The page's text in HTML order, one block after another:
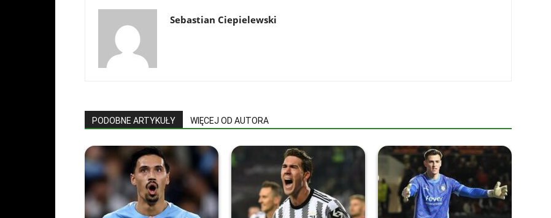
Sebastian Ciepielewski
PODOBNE ARTYKUŁY WIĘCEJ OD AUTORA